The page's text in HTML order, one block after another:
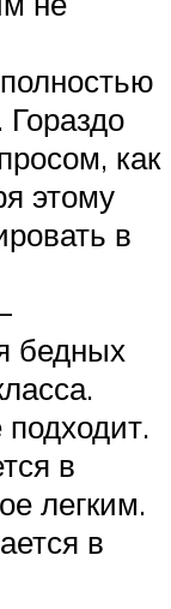
Гораздо
как
этому
в
бедных
в
легким.
в